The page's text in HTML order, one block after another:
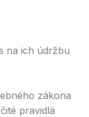
na ich údržbu
zákona
pravidlá